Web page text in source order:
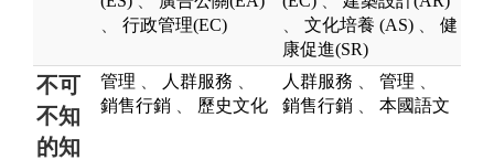
行政管理(EC) 文化培養 (AS)
健
康促進(SR)
不可
不知
的知
管理 人群服務
銷售行銷
歷史文化
人群服務 管理
銷售行銷
本國語文